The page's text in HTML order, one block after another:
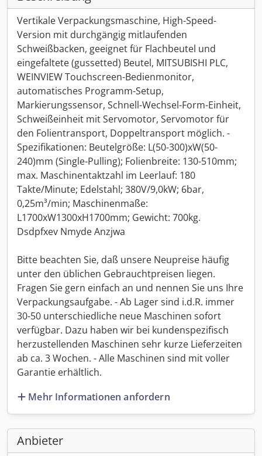
Vertikale Verpackungsmaschine, High-Speed-
Version mit durchgängig mitlaufenden
Schweißbacken, geeignet für Flachbeutel und
eingefaltete (gussetted) Beutel, MITSUBISHI PLC,
WEINVIEW Touchscreen-Bedienmonitor,
automatisches Programm-Setup,
Markierungssensor, Schnell-Wechsel-Form-Einheit,
Schweißeinheit mit Servomotor, Servomotor für
den Folientransport, Doppeltransport möglich. -
Spezifikationen: Beutelgröße: L(50-300)xW(50-
240)mm (Single-Pulling); Folienbreite: 130-510mm;
max. Maschinentaktzahl im Leerlauf: 180
Takte/Minute; Edelstahl; 380V/9,0kW; 6bar,
0,25m³/min; Maschinenmaße:
L1700xW1300xH1700mm; Gewicht: 700kg.
Dsdpfxev Nmyde Anzjwa
Bitte beachten Sie, daß unsere Neupreise häufig
unter den üblichen Gebrauchtpreisen liegen.
Fragen Sie gern einfach an und nennen Sie uns Ihre
Verpackungsaufgabe. - Ab Lager sind i.d.R. immer
30-50 unterschiedliche neue Maschinen sofort
verfügbar. Dazu haben wir bei kundenspezifisch
herzustellenden Maschinen sehr kurze Lieferzeiten
ab ca. 3 Wochen. - Alle Maschinen sind mit voller
Garantie erhältlich.
Mehr Informationen anfordern
Anbieter